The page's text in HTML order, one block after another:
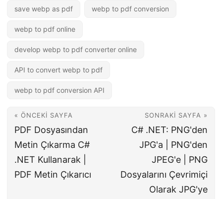
save webp as pdf webp to pdf conversion
webp to pdf online
develop webp to pdf converter online
API to convert webp to pdf
webp to pdf conversion API
« ÖNCEKI SAYFA
PDF Dosyasından
Metin Çıkarma C#
.NET Kullanarak |
PDF Metin Çıkarıcı
SONRAKI SAYFA »
C# .NET: PNG'den
JPG'a | PNG'den
JPEG'e | PNG
Dosyalarını Çevrimiçi
Olarak JPG'ye